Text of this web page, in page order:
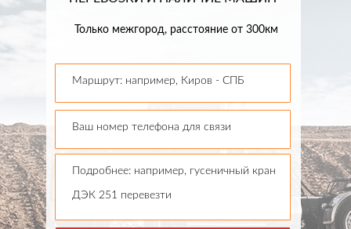
Только межгород, расстояние от 300км
Маршрут: например, Киров - СПБ
Ваш номер телефона для связи
Подробнее: например, гусеничный кран
ДЭК 251 перевезти